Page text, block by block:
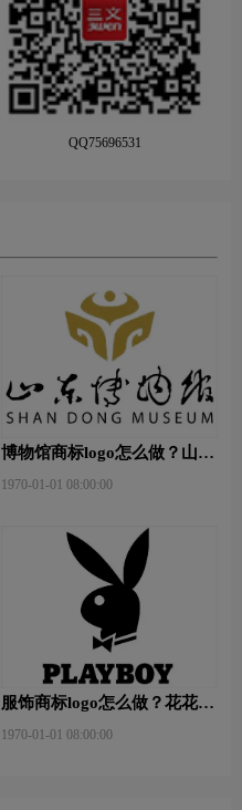
QQ75696531
博物馆商标logo怎么做？山东
logo设计
1970-01-01 08:00:00
服饰商标logo怎么做？花花公
1970-01-01 08:00:00